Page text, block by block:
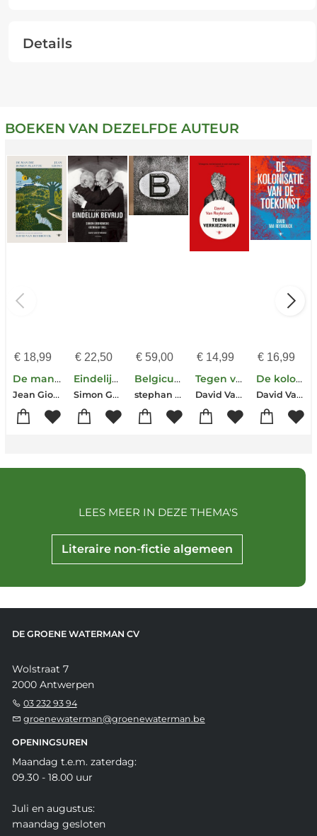
Details
BOEKEN VAN DEZELFDE AUTEUR
€18,99
De man die bomen plantte
Jean Giono
€22,50
Eindelijk bevrijd. Geen schuld, geen slachtoffer
Simon Gronowski-David Van Reybrouck
€ 59,00
Belgicum
stephan Vanfleteren-David van Reybrouck
€ 14,99
Tegen verkiezingen
David Van Reybrouck
€ 16,99
De kolonisatie van de toekomst
David Van Reybrouck
Literaire non-fictie algemeen
LEES MEER IN DEZE THEMA'S
DE GROENE WATERMAN CV
Wolstraat 7
2000 Antwerpen
03 232 93 94
groenewaterman@groenewaterman.be
OPENINGSUREN
Maandag t.e.m. zaterdag:
09.30 - 18.00 uur
Juli en augustus:
maandag gesloten